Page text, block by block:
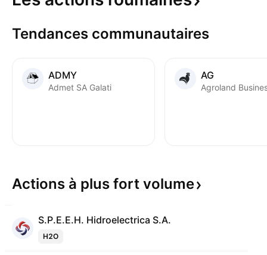
Tendances communautaires
ADMY
Admet SA Galati
AG
Actions à plus fort volume
S.P.E.E.H. Hidroelectrica S.A.
H2O